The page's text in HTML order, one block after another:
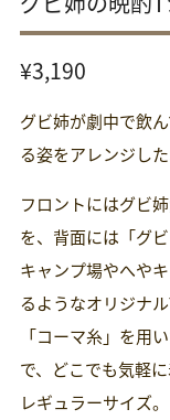
通
価
格
¥3,190
グビ姉が劇中で飲
る姿をアレンジし
フロントにはグビ
を、背面には「グ
キャンプ場やへや
るようなオリジナル
「コーマ糸」を用
で、どこでも気軽
レギュラーサイズ。